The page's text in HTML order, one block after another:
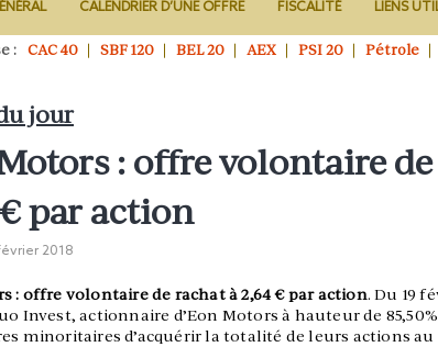
CALENDRIER D’UNE OFFRE FISCALITÉ LIENS
: CAC 40 SBF 120 BEL 20 AEX PSI 20 Pétrole
jour
: offre volontaire
par action
2018
: offre volontaire de rachat à 2,64 € par action. Du 19
Invest, actionnaire d’Eon Motors à hauteur de
minoritaires d’acquérir la totalité de leurs actions au